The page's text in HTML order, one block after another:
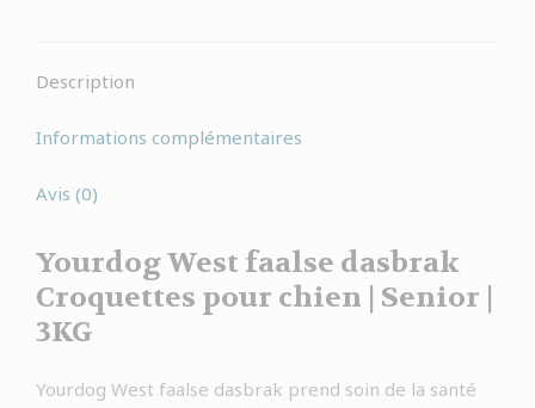
Description
Informations complémentaires
Avis (0)
Yourdog West faalse dasbrak
Croquettes pour chien | Senior |
3KG
Yourdog West faalse dasbrak prend soin de la santé